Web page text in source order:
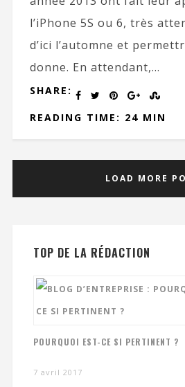
l’iPhone 5S ou 6, très
d’ici l’automne et
donne. En attendant,...
SHARE:
READING TIME: 24 MIN
LOAD MORE
TOP DE LA RÉDACTION
POURQUOI EST-CE SI PERTINENT ?
7 avril 2017